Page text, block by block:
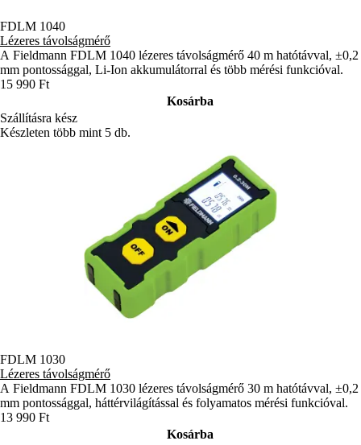
FDLM 1040
Lézeres távolságmérő
A Fieldmann FDLM 1040 lézeres távolságmérő 40 m hatótávval, ±0,2
mm pontossággal, Li-Ion akkumulátorral és több mérési funkcióval.
15 990 Ft
Kosárba
Szállításra kész
Készleten több mint 5 db.
FDLM 1030
Lézeres távolságmérő
A Fieldmann FDLM 1030 lézeres távolságmérő 30 m hatótávval, ±0,2
mm pontossággal, háttérvilágítással és folyamatos mérési funkcióval.
13 990 Ft
Kosárba